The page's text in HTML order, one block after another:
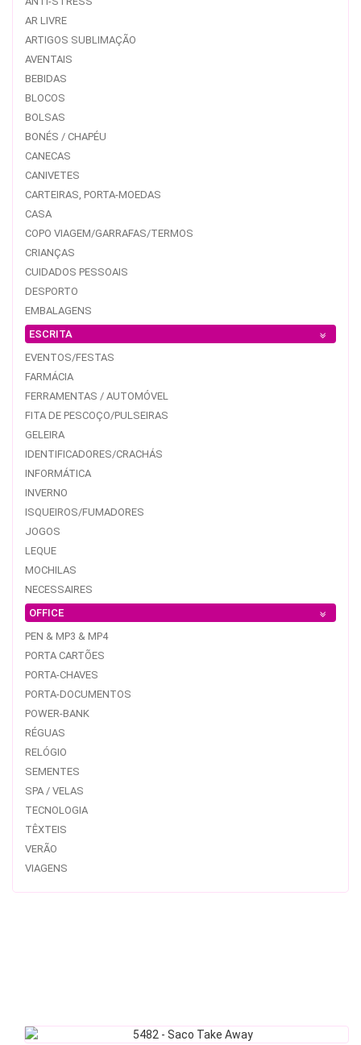
AR LIVRE
ARTIGOS SUBLIMAÇÃO
AVENTAIS
BEBIDAS
BLOCOS
BOLSAS
BONÉS / CHAPÉU
CANECAS
CANIVETES
CARTEIRAS, PORTA-MOEDAS
CASA
COPO VIAGEM/GARRAFAS/TERMOS
CRIANÇAS
CUIDADOS PESSOAIS
DESPORTO
EMBALAGENS
ESCRITA
EVENTOS/FESTAS
FARMÁCIA
FERRAMENTAS / AUTOMÓVEL
FITA DE PESCOÇO/PULSEIRAS
GELEIRA
IDENTIFICADORES/CRACHÁS
INFORMÁTICA
INVERNO
ISQUEIROS/FUMADORES
JOGOS
LEQUE
MOCHILAS
NECESSAIRES
OFFICE
PEN & MP3 & MP4
PORTA CARTÕES
PORTA-CHAVES
PORTA-DOCUMENTOS
POWER-BANK
RÉGUAS
RELÓGIO
SEMENTES
SPA / VELAS
TECNOLOGIA
TÊXTEIS
VERÃO
VIAGENS